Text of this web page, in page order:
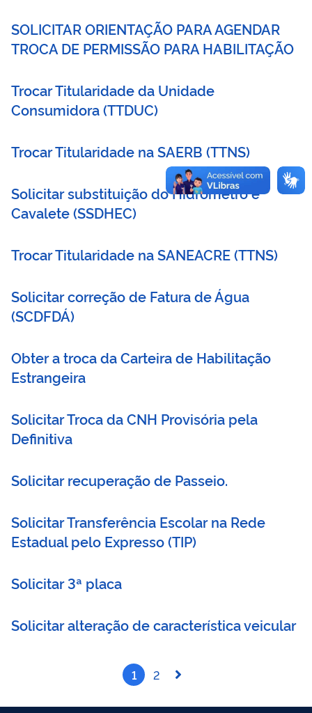
SOLICITAR ORIENTAÇÃO PARA AGENDAR
TROCA DE PERMISSÃO PARA HABILITAÇÃO
Trocar Titularidade da Unidade
Consumidora(TTDUC)
Trocar Titularidade na SAERB (TTNS)
Solicitar substituição do Hidrômetro e
Cavalete(SSDHEC)
Trocar Titularidade na SANEACRE(TTNS)
Solicitar correção de Fatura de Água
(SCDFDÁ)
Obter a troca da Carteira de Habilitação
Estrangeira
Solicitar Troca da CNH Provisória pela
Definitiva
Solicitar recuperação de Passeio.
Solicitar Transferência Escolar na Rede
Estadual pelo Expresso(TIP)
Solicitar 3ª placa
Solicitar alteração de característica veicular
1 2